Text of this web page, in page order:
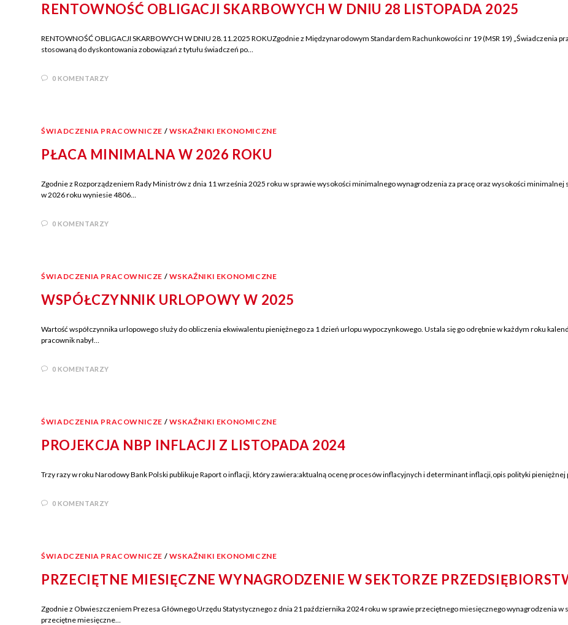
RENTOWNOŚĆ OBLIGACJI SKARBOWYCH W DNIU 28 LISTOPADA 2025
RENTOWNOŚĆ OBLIGACJI SKARBOWYCH W DNIU 28.11.2025 ROKUZgodnie z Międzynarodowym Standardem Rachunkowości nr 19 (MSR 19) „Świadczenia
stosowaną do dyskontowania zobowiązań z tytułu świadczeń po…
0 KOMENTARZY
ŚWIADCZENIA PRACOWNICZE / WSKAŹNIKI EKONOMICZNE
PŁACA MINIMALNA W 2026 ROKU
Zgodnie z Rozporządzeniem Rady Ministrów z dnia 11 września 2025 roku w sprawie wysokości minimalnego wynagrodzenia za pracę oraz wysokości
w 2026 roku wyniesie 4806…
0 KOMENTARZY
ŚWIADCZENIA PRACOWNICZE / WSKAŹNIKI EKONOMICZNE
WSPÓŁCZYNNIK URLOPOWY W 2025
Wartość współczynnika urlopowego służy do obliczenia ekwiwalentu pieniężnego za 1 dzień urlopu wypoczynkowego. Ustala się go odrębnie w każdym roku
pracownik nabył…
0 KOMENTARZY
ŚWIADCZENIA PRACOWNICZE / WSKAŹNIKI EKONOMICZNE
PROJEKCJA NBP INFLACJI Z LISTOPADA 2024
Trzy razy w roku Narodowy Bank Polski publikuje Raport o inflacji, który zawiera:aktualną ocenę procesów inflacyjnych i determinant inflacji,opis polityki
0 KOMENTARZY
ŚWIADCZENIA PRACOWNICZE / WSKAŹNIKI EKONOMICZNE
PRZECIĘTNE MIESIĘCZNE WYNAGRODZENIE W SEKTORZE
Zgodnie z Obwieszczeniem Prezesa Głównego Urzędu Statystycznego z dnia 21 października 2024 roku w sprawie przeciętnego miesięcznego wynagrodzenia
przeciętne miesięczne…